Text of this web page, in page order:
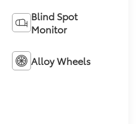
Blind Spot
Monitor
Alloy Wheels